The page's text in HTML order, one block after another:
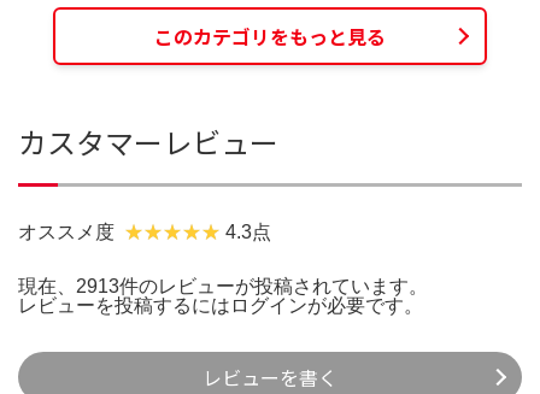
このカテゴリをもっと見る
カスタマーレビュー
オススメ度 4.3点
現在、2913件のレビューが投稿されています。
レビューを投稿するには ログインが必要です。
レビューを書く